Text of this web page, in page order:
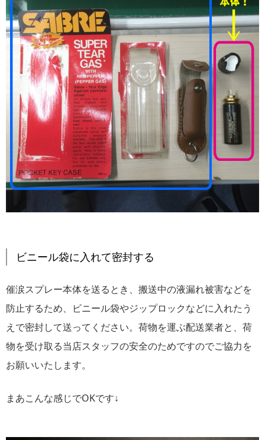
ビニール袋に入れて密封する
催涙スプレー本体を送るとき、搬送中の液漏れ被害などを
防止するため、ビニール袋やジップロックなどに入れたう
えで密封して送ってください。荷物を運ぶ配送業者と、荷
物を受け取る当店スタッフの安全のためですのでご協力を
お願いいたします。
まあこんな感じでOKです↓